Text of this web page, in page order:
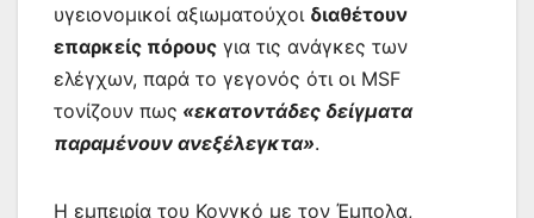
υγειονομικοί αξιωματούχοι διαθέτουν
επαρκείς πόρους για τις ανάγκες των
ελέγχων, παρά το γεγονός ότι οι MSF
τονίζουν πως «εκατοντάδες δείγματα
παραμένουν ανεξέλεγκτα».
Η εμπειρία του Κονγκό με τον Έμπολα,